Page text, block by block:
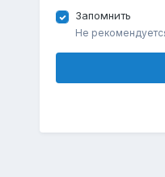
Запомнить
Не